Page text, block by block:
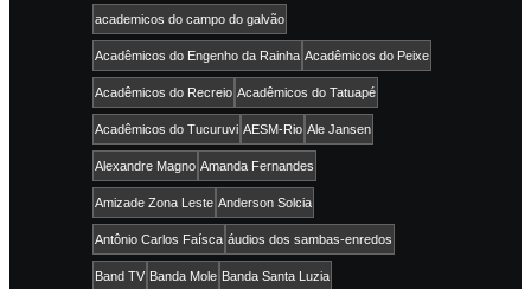
academicos do campo do galvão
Acadêmicos do Engenho da Rainha Acadêmicos do Peixe
Acadêmicos do Recreio Acadêmicos do Tatuapé
Acadêmicos do Tucuruvi AESM-Rio Ale Jansen
Alexandre Magno Amanda Fernandes
Amizade Zona Leste Anderson Solcia
Antônio Carlos Faísca áudios dos sambas-enredos
Band TV Banda Mole Banda Santa Luzia